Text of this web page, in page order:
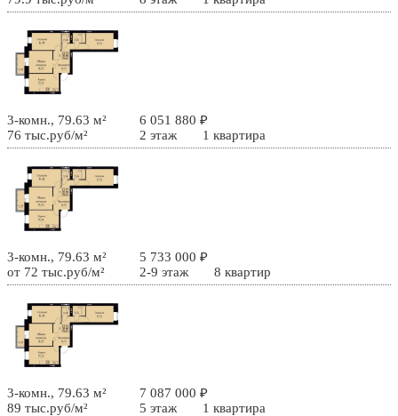
3-комн., 79.63 м²
6 051 880 ₽
76 тыс.руб/м²
2 этаж 1 квартира
3-комн., 79.63 м²
5 733 000 ₽
от 72 тыс.руб/м²
2-9 этаж 8 квартир
3-комн., 79.63 м²
7 087 000 ₽
89 тыс.руб/м²
5 этаж 1 квартира